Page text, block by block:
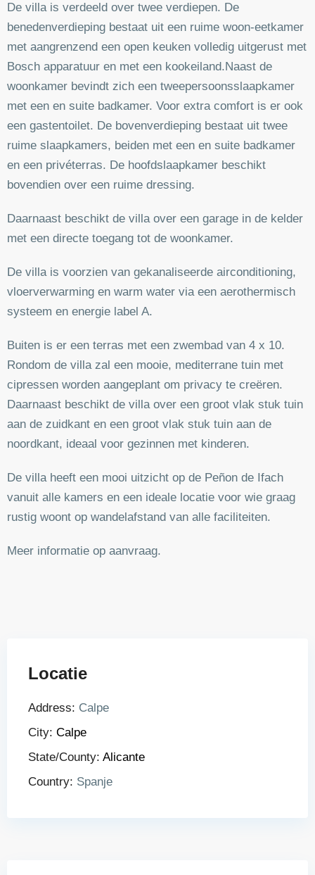
De villa is verdeeld over twee verdiepen. De
benedenverdieping bestaat uit een ruime woon-eetkamer
met aangrenzend een open keuken volledig uitgerust met
Bosch apparatuur en met een kookeiland.Naast de
woonkamer bevindt zich een tweepersoonsslaapkamer
met een en suite badkamer. Voor extra comfort is er ook
een gastentoilet. De bovenverdieping bestaat uit twee
ruime slaapkamers, beiden met een en suite badkamer
en een privéterras. De hoofdslaapkamer beschikt
bovendien over een ruime dressing.
Daarnaast beschikt de villa over een garage in de kelder
met een directe toegang tot de woonkamer.
De villa is voorzien van gekanaliseerde airconditioning,
vloerverwarming en warm water via een aerothermisch
systeem en energie label A.
Buiten is er een terras met een zwembad van 4 x 10.
Rondom de villa zal een mooie, mediterrane tuin met
cipressen worden aangeplant om privacy te creëren.
Daarnaast beschikt de villa over een groot vlak stuk tuin
aan de zuidkant en een groot vlak stuk tuin aan de
noordkant, ideaal voor gezinnen met kinderen.
De villa heeft een mooi uitzicht op de Peñon de Ifach
vanuit alle kamers en een ideale locatie voor wie graag
rustig woont op wandelafstand van alle faciliteiten.
Meer informatie op aanvraag.
Locatie
Address: Calpe
City: Calpe
State/County: Alicante
Country: Spanje